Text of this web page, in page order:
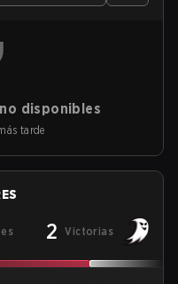
disponibles
tarde
2 Victorias